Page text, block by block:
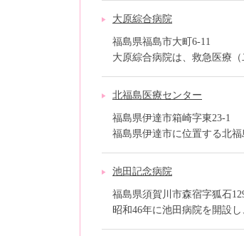
大原綜合病院
福島県福島市大町6-11
大原綜合病院は、救急医療
北福島医療センター
福島県伊達市箱崎字東23-1
福島県伊達市に位置する北
池田記念病院
福島県須賀川市森宿字狐石
昭和46年に池田病院を開設